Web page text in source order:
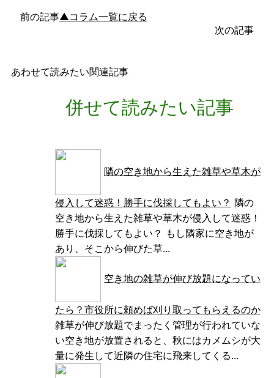
前の記事▲コラム一覧に戻る
次の記事
あわせて読みたい関連記事
併せて読みたい記事
隣の空き地から生えた雑草や草木が
侵入して迷惑！勝手に伐採してもよい？ 隣の
空き地から生えた雑草や草木が侵入して迷惑！
勝手に伐採してもよい？ もし隣家に空き地が
あり、そこから伸びた草...
空き地の雑草が伸び放題になってい
たら？市役所に頼めば刈り取ってもらえるのか
雑草が伸び放題でまったく管理が行われていな
い空き地が放置されると、秋にはカメムシが大
量に発生して近隣の住宅に飛来してくる...